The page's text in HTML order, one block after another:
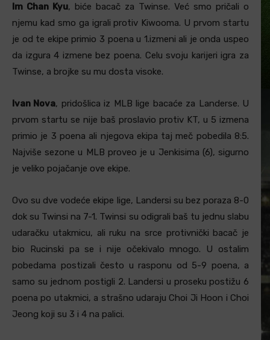
Im Chan Kyu, biće bacač za Twinse. Već smo pričali o
njemu kad smo ga igrali protiv Kiwooma. U prvom startu
je od te ekipe primio 3 poena u 1.izmeni ali je onda uspeo
da izgura 4 izmene bez poena. Celu svoju karijeri igra za
Twinse, a brojke su mu dosta visoke.
Ivan Nova, pridošlica iz MLB lige bacaće za Landerse. U
prvom startu se nije baš proslavio protiv KT, u 5 izmena
primio je 3 poena ali njegova ekipa taj meč pobedila 8:5.
Najviše sezone u MLB proveo je u Jenkisima (6), sigurno
je veliko pojačanje ove ekipe.
Ovo su dve vodeće ekipe lige, Landersi su bez poraza 8-0
dok su Twinsi na 7-1. Twinsi su odigrali baš tu jednu slabu
udaračku utakmicu, ali ruku na srce protivnički bacač je
bio Rucinski pa se i nije očekivalo mnogo. U ostalim
pobedama postizali često u rasponu od 5-9 poena, a
samo su jednom postigli 2. Landersi u proseku postižu 6
poena po utakmici, a strašno udaraju Choi Ji Hoon i Choi
Jeong koji su 3 i 4 na palici.